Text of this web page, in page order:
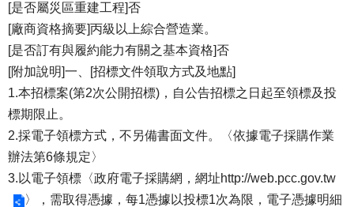
[是否屬災區重建工程]否
[廠商資格摘要]丙級以上綜合營造業。
[是否訂有與履約能力有關之基本資格]否
[附加說明]一、[招標文件領取方式及地點]
1.本招標案(第2次公開招標)，自公告招標之日起至領標及投
標期限止。
2.採電子領標方式，不另備書面文件。〈依據電子採購作業
辦法第6條規定〉
3.以電子領標〈政府電子採購網，網址http://web.pcc.gov.tw
〉，需取得憑據，每1憑據以投標1次為限，電子憑據明細